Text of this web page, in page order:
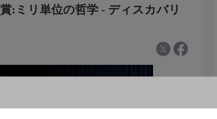
:ミリ単位の哲学 - ディスカバリ